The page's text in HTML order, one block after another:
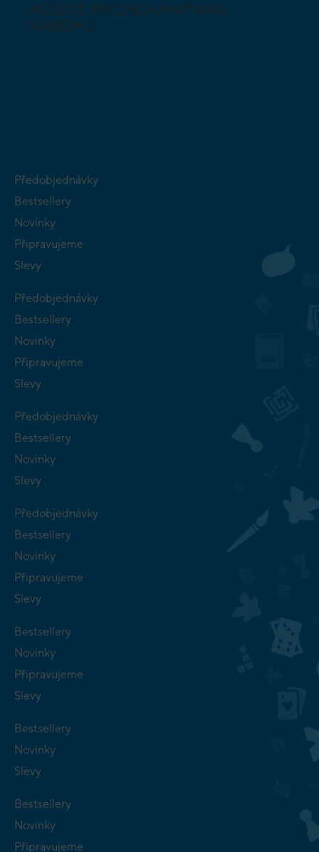
MŮŽETE PROZKOUMAT NAŠI
NABÍDKU
Předobjednávky
Bestsellery
Novinky
Připravujeme
Slevy
Předobjednávky
Bestsellery
Novinky
Připravujeme
Slevy
Předobjednávky
Bestsellery
Novinky
Slevy
Předobjednávky
Bestsellery
Novinky
Připravujeme
Slevy
Bestsellery
Novinky
Připravujeme
Slevy
Bestsellery
Novinky
Slevy
Bestsellery
Novinky
Připravujeme